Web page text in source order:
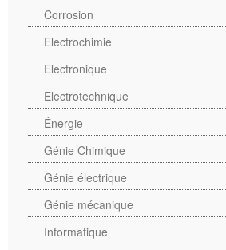
Corrosion
Electrochimie
Electronique
Electrotechnique
Énergie
Génie Chimique
Génie électrique
Génie mécanique
Informatique